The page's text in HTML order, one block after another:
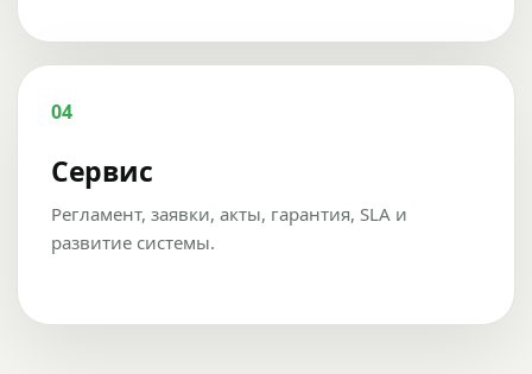
04
Сервис
Регламент, заявки, акты, гарантия, SLA и
развитие системы.